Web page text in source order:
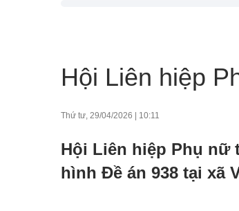
Hội Liên hiệp
Thứ tư, 29/04/2026 | 10:11
Hội Liên hiệp Phụ nữ
hình Đề án 938 tại xã